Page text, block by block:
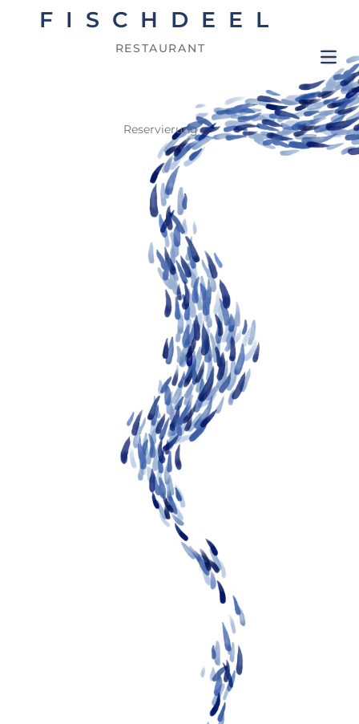
FISCHDEEL
RESTAURANT
Reservierung